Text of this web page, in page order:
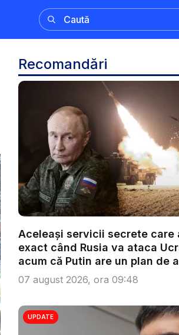
Recomandări
Aceleași servicii secrete care
exact când Rusia va ataca
acum că Putin are un plan de
07 august 2026, ora 09:48
UPDATE